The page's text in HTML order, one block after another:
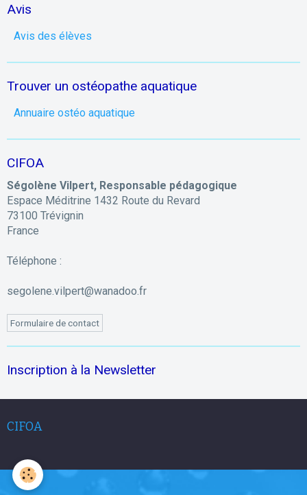
Avis
Avis des élèves
Trouver un ostéopathe aquatique
Annuaire ostéo aquatique
CIFOA
Ségolène Vilpert, Responsable pédagogique
Espace Méditrine 1432 Route du Revard
73100 Trévignin
France
Téléphone :
segolene.vilpert@wanadoo.fr
Formulaire de contact
Inscription à la Newsletter
CIFOA